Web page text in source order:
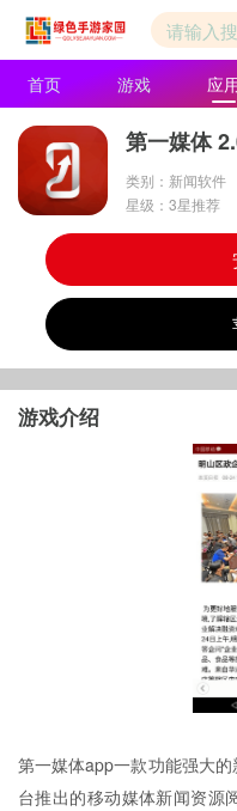
首页 游戏 应
第一媒体
类别：新闻软件
星级：3星推荐
游戏介绍
第一媒体app一款功能强大
台推出的移动媒体新闻资源